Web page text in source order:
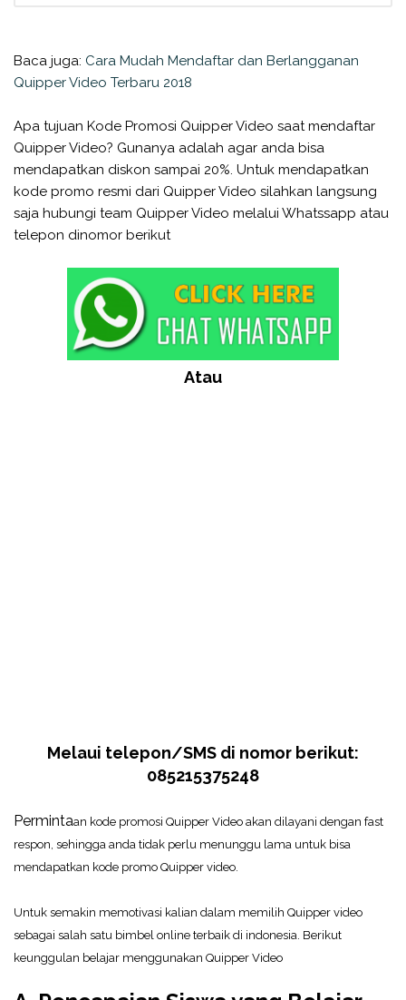
Baca juga: Cara Mudah Mendaftar dan Berlangganan
Quipper Video Terbaru 2018
Apa tujuan Kode Promosi Quipper Video saat mendaftar
Quipper Video? Gunanya adalah agar anda bisa
mendapatkan diskon sampai 20%. Untuk mendapatkan
kode promo resmi dari Quipper Video silahkan langsung
saja hubungi team Quipper Video melalui Whatssapp atau
telepon dinomor berikut
Atau
Melaui telepon/SMS di nomor berikut:
085215375248
Permintaan kode promosi Quipper Video akan dilayani dengan fast
respon, sehingga anda tidak perlu menunggu lama untuk bisa
mendapatkan kode promo Quipper video.
Untuk semakin memotivasi kalian dalam memilih Quipper video
sebagai salah satu bimbel online terbaik di indonesia. Berikut
keunggulan belajar menggunakan Quipper Video